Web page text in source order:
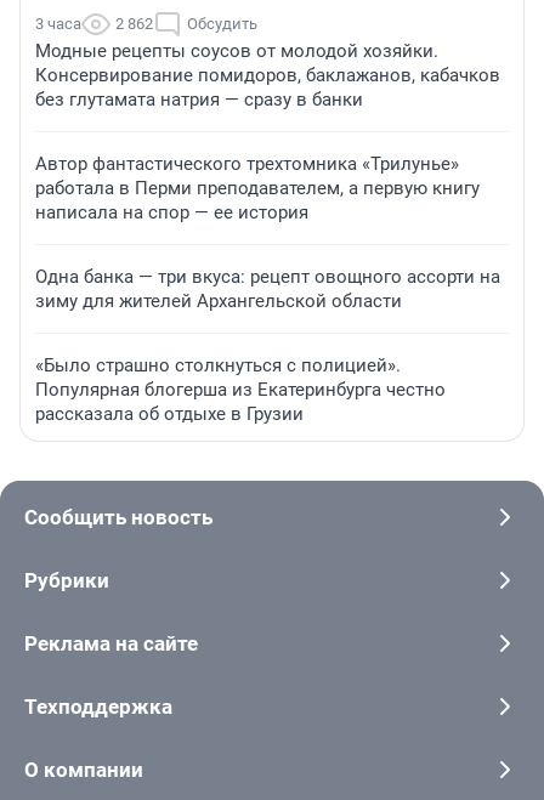
3 часа 2 862 Обсудить
Модные рецепты соусов от молодой хозяйки.
Консервирование помидоров, баклажанов, кабачков
без глутамата натрия — сразу в банки
Автор фантастического трехтомника «Трилунье»
работала в Перми преподавателем, а первую книгу
написала на спор — ее история
Одна банка — три вкуса: рецепт овощного ассорти на
зиму для жителей Архангельской области
«Было страшно столкнуться с полицией».
Популярная блогерша из Екатеринбурга честно
рассказала об отдыхе в Грузии
Сообщить новость
Рубрики
Реклама на сайте
Техподдержка
О компании